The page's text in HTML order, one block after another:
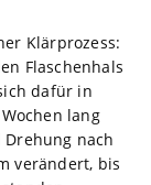
Klärprozess:
Flaschenhals
dafür in
lang
nach
verändert, bis